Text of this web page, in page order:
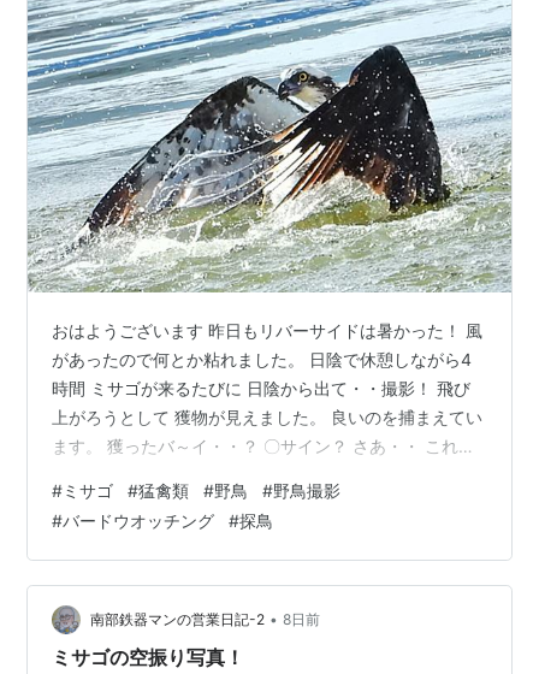
おはようございます 昨日もリバーサイドは暑かった！ 風
があったので何とか粘れました。 日陰で休憩しながら4
時間 ミサゴが来るたびに 日陰から出て・・撮影！ 飛び
上がろうとして 獲物が見えました。 良いのを捕まえてい
ます。 獲ったバ～イ・・？ 〇サイン？ さあ・・ これか
見えます 最後の力を振り絞って・・ 獲物ゲットシーンは
「良いですね」！ 本日も南部鉄器マンのブログに お越し
頂きありがとうございました 南部鉄器マン全力投球のブ
ログ写真 如何でしたか？ 明日も是非お越しくださいま
せ。 感謝。 ★★★★★★★★★★★★ 2026年7月31
日 金…
#ミサゴ #猛禽類 #野鳥 #野鳥撮影
#バードウオッチング #探鳥
南部鉄器マンの営業日記-2 • 8日前
ミサゴの空振り写真！